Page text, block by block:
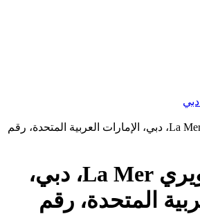
مشروع تطويري La Mer، دبي، الإمارات العربية المتحدة، رقم
مشروع تطويري La Mer، دبي،
المتحدة، رقم